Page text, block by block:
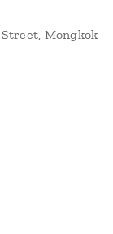
Mongkok